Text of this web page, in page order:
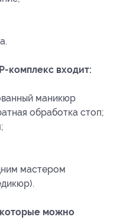
комплекс входит:
маникюр
обработка стоп;
мастером
можно